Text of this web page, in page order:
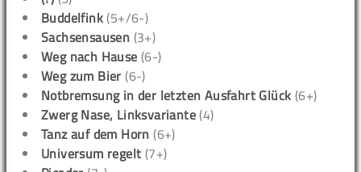
Buddelfink (5+/6-)
Sachsensausen (3+)
Weg nach Hause (6-)
Weg zum Bier (6-)
Notbremsung in der letzten Ausfahrt Glück (6+)
Zwerg Nase, Linksvariante (4)
Tanz auf dem Horn (6+)
Universum regelt (7+)